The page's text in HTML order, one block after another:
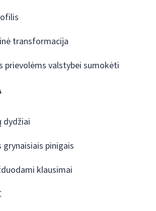
transformacija
prievolėms valstybei sumokėti
dydžiai
pinigais
klausimai